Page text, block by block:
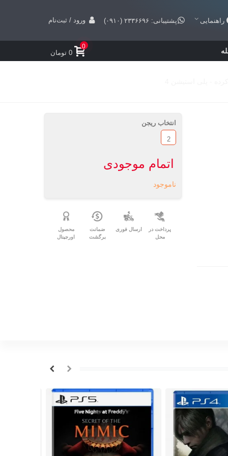
راهنمایی پشتیبانی: ۲۳۳۶۶۹۶ (۰۹۱۰) ورود / ثبت‌نام
0
0 تومان
انتخاب ریجن
2
اتمام موجودی
ناموجود
پرداخت در
محل
ارسال فوری
ضمانت
برگشت
محصول
اورجینال